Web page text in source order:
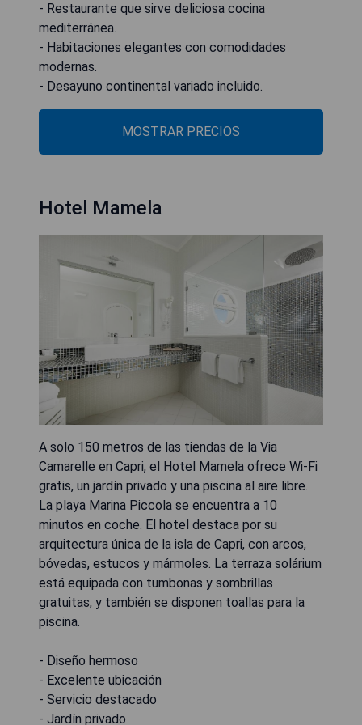
- Restaurante que sirve deliciosa cocina
mediterránea.
- Habitaciones elegantes con comodidades
modernas.
- Desayuno continental variado incluido.
MOSTRAR PRECIOS
Hotel Mamela
A solo 150 metros de las tiendas de la Via
Camarelle en Capri, el Hotel Mamela ofrece Wi-Fi
gratis, un jardín privado y una piscina al aire libre.
La playa Marina Piccola se encuentra a 10
minutos en coche. El hotel destaca por su
arquitectura única de la isla de Capri, con arcos,
bóvedas, estucos y mármoles. La terraza solárium
está equipada con tumbonas y sombrillas
gratuitas, y también se disponen toallas para la
piscina.
- Diseño hermoso
- Excelente ubicación
- Servicio destacado
- Jardín privado